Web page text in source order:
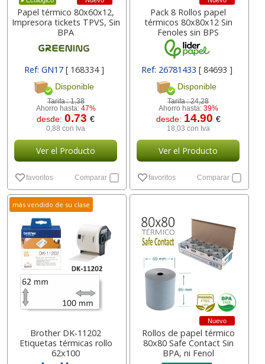
Papel térmico 80x60x12,
Impresora tickets TPVS, Sin
BPA
Ref: GN17 [ 168334 ]
Disponible
Tarifa :1,38
Ahorro hasta: 47%
desde:0.73€
0,88 con Iva
Ver el Producto
favoritos Comparar
Pack 8 Rollos papel
térmicos 80x80x12 Sin
Fenoles sin BPS
Ref: 26781433 [ 84693 ]
Disponible
Tarifa :24,28
Ahorro hasta: 39%
desde: 14.90 €
18,03 con Iva
Ver el Producto
favoritos Comparar
más vendido de su clase
Brother DK-11202
Etiquetas térmicas rollo
62x100
Nuevo
Rollos de papel térmico
80x80 Safe Contact Sin
BPA, ni Fenol